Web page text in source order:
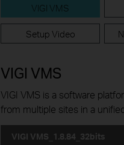
VIGI VMS
Setup Video
VIGI VMS
VIGI VMS is a software
from multiple sites in a
VIGI VMS_1.8.84_32bits